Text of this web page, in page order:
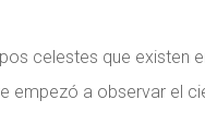
celestes que existen
empezó a observar el